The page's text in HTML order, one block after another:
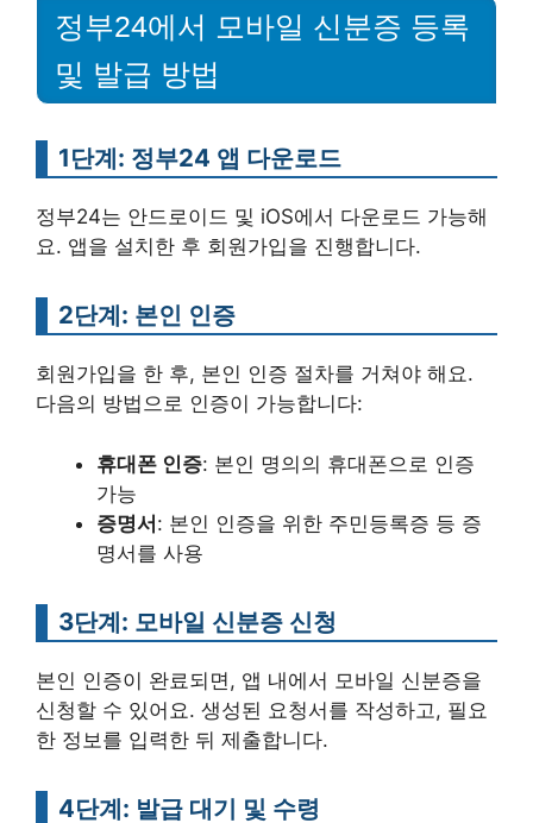
정부24에서 모바일 신분증 등록
및 발급 방법
1단계: 정부24 앱 다운로드
정부24는 안드로이드 및 iOS에서 다운로드 가능해
요. 앱을 설치한 후 회원가입을 진행합니다.
2단계: 본인 인증
회원가입을 한 후, 본인 인증 절차를 거쳐야 해요.
다음의 방법으로 인증이 가능합니다:
휴대폰 인증: 본인 명의의 휴대폰으로 인증
가능
증명서: 본인 인증을 위한 주민등록증 등 증
명서를 사용
3단계: 모바일 신분증 신청
본인 인증이 완료되면, 앱 내에서 모바일 신분증을
신청할 수 있어요. 생성된 요청서를 작성하고, 필요
한 정보를 입력한 뒤 제출합니다.
4단계: 발급 대기 및 수령